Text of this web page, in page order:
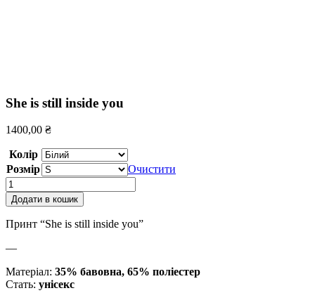
She is still inside you
1400,00 ₴
Колір
Розмір
Очистити
She
is
still
inside
you
кількість
Додати в кошик
Принт “She is still inside you”
—
Матеріал: 35% бавовна, 65% поліестер
Стать: унісекс